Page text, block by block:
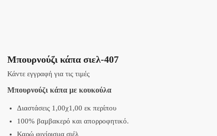
Μπουρνούζι κάπα σιελ-407
Κάντε εγγραφή για τις τιμές
Μπουρνούζι κάπα με κουκούλα
Διαστάσεις 1,00χ1,00 εκ περίπου
100% βαμβακερό και απορροφητικό.
Καρώ φινίρισμα σιέλ